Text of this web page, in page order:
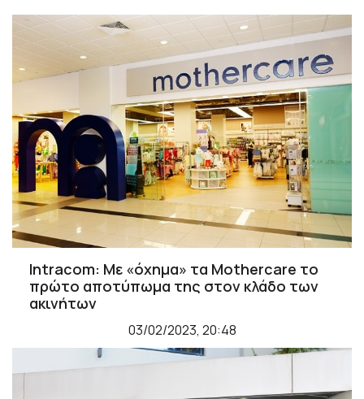
Intracom: Με «όχημα» τα Mothercare το
πρώτο αποτύπωμα της στον κλάδο των
ακινήτων
03/02/2023, 20:48